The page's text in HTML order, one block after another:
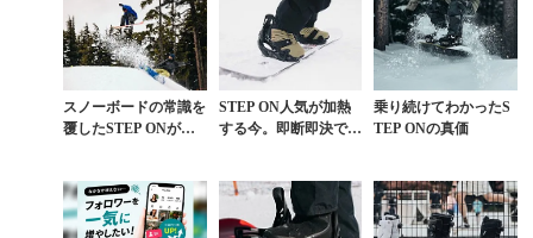
スノーボードの常識を
覆したSTEP ONがも
STEP ON人気が加熱
する今。即断即決で初
ブーツを改...
乗り続けてわかったS
TEP ONの真価